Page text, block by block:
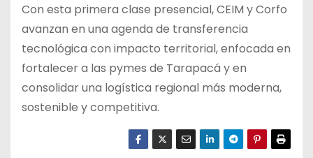
Con esta primera clase presencial, CEIM y Corfo
avanzan en una agenda de transferencia
tecnológica con impacto territorial, enfocada en
fortalecer a las pymes de Tarapacá y en
consolidar una logística regional más moderna,
sostenible y competitiva.